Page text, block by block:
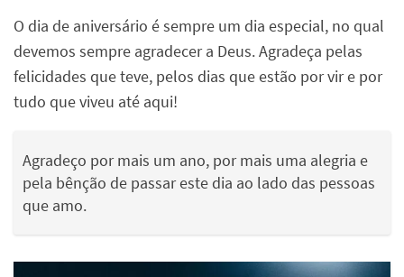
O dia de aniversário é sempre um dia especial, no qual
devemos sempre agradecer a Deus. Agradeça pelas
felicidades que teve, pelos dias que estão por vir e por
tudo que viveu até aqui!
Agradeço por mais um ano, por mais uma alegria e
pela bênção de passar este dia ao lado das pessoas
que amo.